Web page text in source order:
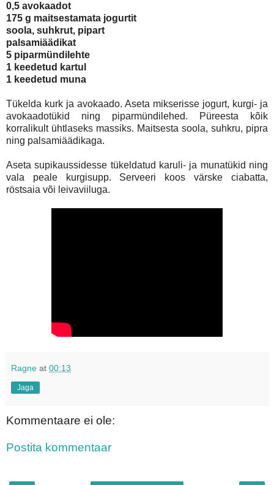
0,5 avokaadot
175 g maitsestamata jogurtit
soola, suhkrut, pipart
palsamiäädikat
5 piparmündilehte
1 keedetud kartul
1 keedetud muna
Tükelda kurk ja avokaado. Aseta mikserisse jogurt, kurgi- ja
avokaadotükid ning piparmündilehed. Püreesta kõik
korralikult ühtlaseks massiks. Maitsesta soola, suhkru, pipra
ning palsamiäädikaga.
Aseta supikaussidesse tükeldatud karuli- ja munatükid ning
vala peale kurgisupp. Serveeri koos värske ciabatta,
röstsaia või leivaviiluga.
Ragne at 00:13
Jaga
Kommentaare ei ole:
Postita kommentaar